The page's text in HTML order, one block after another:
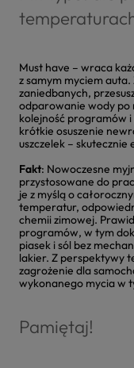
Must have – wraca
z samym myciem
zaniedbanych,
odparowanie wody po
kolejność programów
krótkie osuszenie
uszczelek –
Fakt: Nowoczesne
przystosowane do
je z myślą o
temperatur,
chemii zimowej.
programów, w tym
piasek i sól bez
lakier. Z perspektywy
zagrożenie dla
wykonanego mycia w
Pamiętaj!